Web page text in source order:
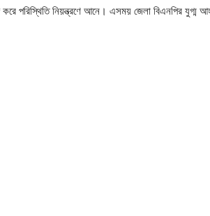
করে পরিস্থিতি নিয়ন্ত্রণে আনে। এসময় জেলা বিএনপির